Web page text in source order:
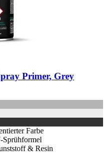
Primer, Grey
Farbe
Sprühformel
& Resin